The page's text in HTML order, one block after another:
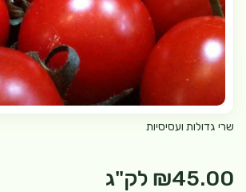
שרי גדולות ועסיסיות
₪45.00 לק"ג